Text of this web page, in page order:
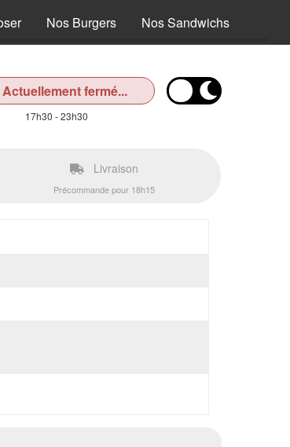
Nos Burgers Nos Sandwichs
fermé...
17h30 - 23h30
Livraison
Précommande pour 18h15